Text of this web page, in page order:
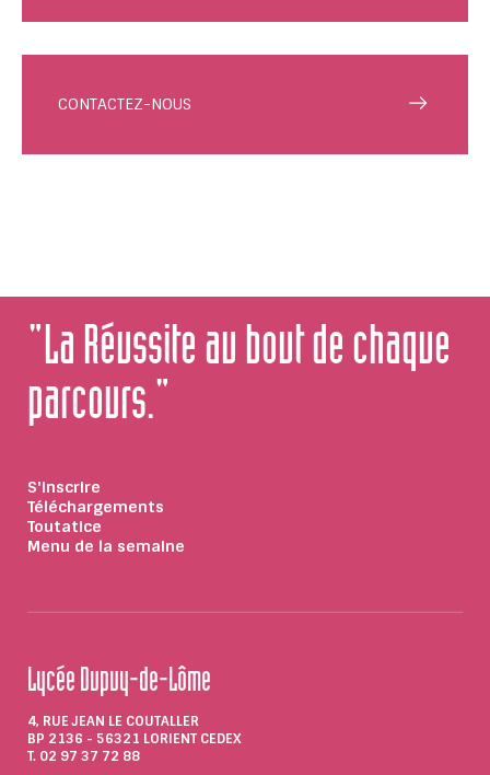
CONTACTEZ-NOUS
"La Réussite au bout de chaque
parcours."
S'inscrire
Téléchargements
Toutatice
Menu de la semaine
Lycée Dupuy-de-Lôme
4, RUE JEAN LE COUTALLER
BP 2136 - 56321 LORIENT CEDEX
T. 02 97 37 72 88